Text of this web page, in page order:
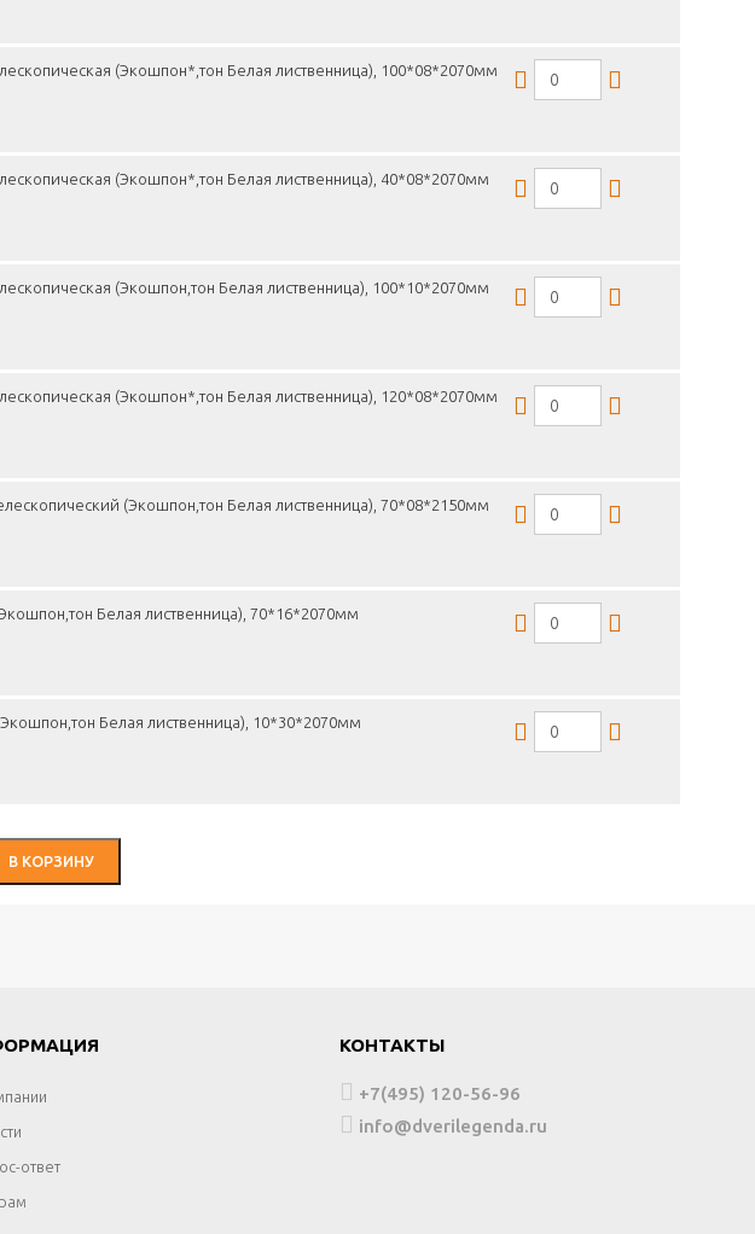
(Экошпон*,тон Белая лиственница), 100*08*2070мм
(Экошпон*,тон Белая лиственница), 40*08*2070мм
(Экошпон,тон Белая лиственница), 100*10*2070мм
(Экошпон*,тон Белая лиственница), 120*08*2070мм
(Экошпон,тон Белая лиственница), 70*08*2150мм
Белая лиственница), 70*16*2070мм
Белая лиственница), 10*30*2070мм
В КОРЗИНУ
ответ
КОНТАКТЫ
+7(495) 120-56-96
info@dverilegenda.ru